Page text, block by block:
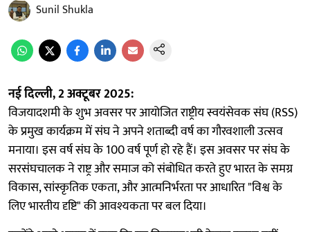
Sunil Shukla
नई दिल्ली, 2 अक्टूबर 2025:
विजयादशमी के शुभ अवसर पर आयोजित राष्ट्रीय स्वयंसेवक संघ (RSS)
के प्रमुख कार्यक्रम में संघ ने अपने शताब्दी वर्ष का गौरवशाली उत्सव
मनाया। इस वर्ष संघ के 100 वर्ष पूर्ण हो रहे हैं। इस अवसर पर संघ के
सरसंघचालक ने राष्ट्र और समाज को संबोधित करते हुए भारत के समग्र
विकास, सांस्कृतिक एकता, और आत्मनिर्भरता पर आधारित "विश्व के
लिए भारतीय दृष्टि" की आवश्यकता पर बल दिया।